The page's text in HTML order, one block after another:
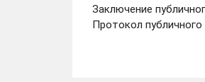
Заключение
Протокол